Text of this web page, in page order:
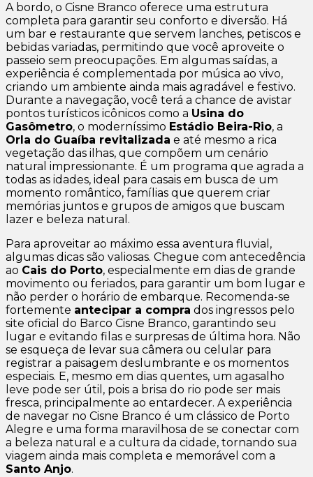
A bordo, o Cisne Branco oferece uma estrutura
completa para garantir seu conforto e diversão. Há
um bar e restaurante que servem lanches, petiscos e
bebidas variadas, permitindo que você aproveite o
passeio sem preocupações. Em algumas saídas, a
experiência é complementada por música ao vivo,
criando um ambiente ainda mais agradável e festivo.
Durante a navegação, você terá a chance de avistar
pontos turísticos icônicos como a Usina do
Gasômetro, o moderníssimo Estádio Beira-Rio, a
Orla do Guaíba revitalizada e até mesmo a rica
vegetação das ilhas, que compõem um cenário
natural impressionante. É um programa que agrada a
todas as idades, ideal para casais em busca de um
momento romântico, famílias que querem criar
memórias juntos e grupos de amigos que buscam
lazer e beleza natural.
Para aproveitar ao máximo essa aventura fluvial,
algumas dicas são valiosas. Chegue com antecedência
ao Cais do Porto, especialmente em dias de grande
movimento ou feriados, para garantir um bom lugar e
não perder o horário de embarque. Recomenda-se
fortemente antecipar a compra dos ingressos pelo
site oficial do Barco Cisne Branco, garantindo seu
lugar e evitando filas e surpresas de última hora. Não
se esqueça de levar sua câmera ou celular para
registrar a paisagem deslumbrante e os momentos
especiais. E, mesmo em dias quentes, um agasalho
leve pode ser útil, pois a brisa do rio pode ser mais
fresca, principalmente ao entardecer. A experiência
de navegar no Cisne Branco é um clássico de Porto
Alegre e uma forma maravilhosa de se conectar com
a beleza natural e a cultura da cidade, tornando sua
viagem ainda mais completa e memorável com a
Santo Anjo.